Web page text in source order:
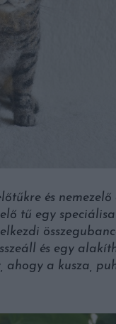
és
tű egy
és egy
ahogy a kusza,